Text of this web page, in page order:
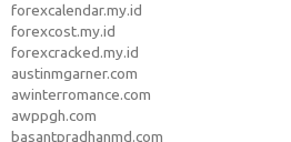
forexcalendar.my.id
forexcost.my.id
forexcracked.my.id
austinmgarner.com
awinterromance.com
awppgh.com
basantpradhanmd.com